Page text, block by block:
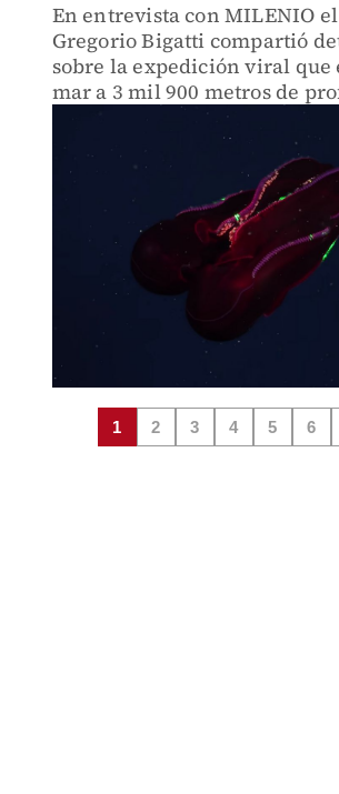
En entrevista con MILENIO
Gregorio Bigatti compartió
sobre la expedición viral que
mar a 3 mil 900 metros de
1 2 3 4 5 6